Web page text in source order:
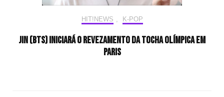
HIT!NEWS , K-POP
Jin (BTS) iniciará o revezamento da tocha olímpica em
Paris